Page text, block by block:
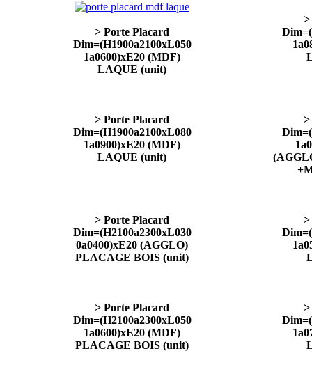
> Porte Placard
Dim=(H1900a2100xL050
1a0600)xE20 (MDF)
LAQUE (unit)
>
> Porte Placard
Dim=(H1900a2100xL080
1a0900)xE20 (MDF)
LAQUE (unit)
>
> Porte Placard
Dim=(H2100a2300xL030
0a0400)xE20 (AGGLO)
PLACAGE BOIS (unit)
>
> Porte Placard
Dim=(H2100a2300xL050
1a0600)xE20 (MDF)
PLACAGE BOIS (unit)
>